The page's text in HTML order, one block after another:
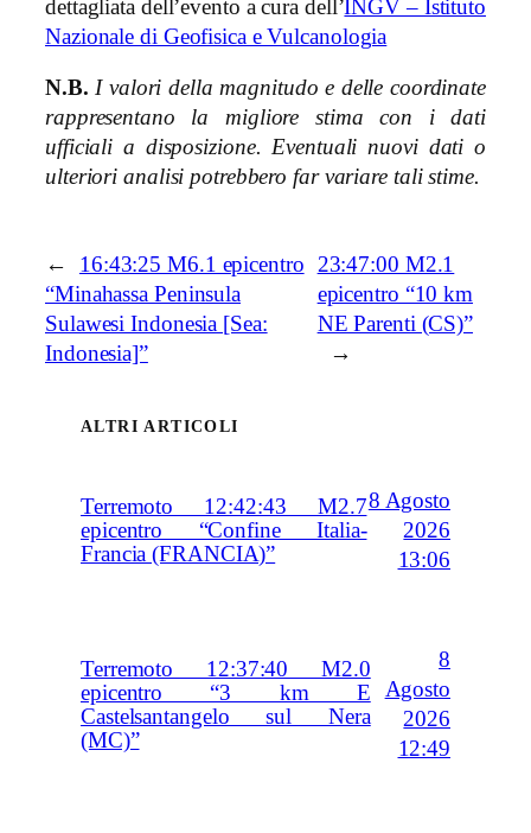
dettagliata dell’evento a cura dell’INGV – Istituto
Nazionale di Geofisica e Vulcanologia
N.B. I valori della magnitudo e delle coordinate
rappresentano la migliore stima con i dati
ufficiali a disposizione. Eventuali nuovi dati o
ulteriori analisi potrebbero far variare tali stime.
←
16:43:25 M6.1 epicentro
“Minahassa Peninsula
Sulawesi Indonesia [Sea:
Indonesia]”
23:47:00 M2.1
epicentro “10 km
NE Parenti (CS)”
→
ALTRI ARTICOLI
Terremoto 12:42:43 M2.7
epicentro “Confine Italia-
Francia (FRANCIA)”
8 Agosto
2026
13:06
Terremoto 12:37:40 M2.0
epicentro “3 km E
Castelsantangelo sul Nera
(MC)”
8
Agosto
2026
12:49